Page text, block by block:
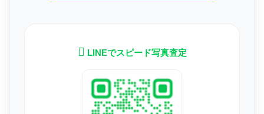
LINEでスピード写真査定